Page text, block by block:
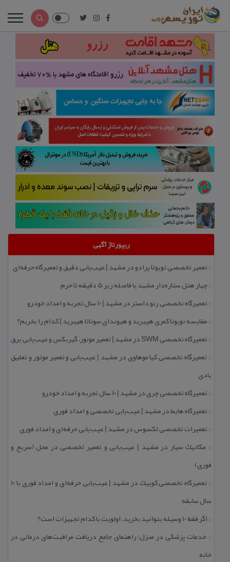
ریپورتاژ آگهی
:: تعمیر تخصصی تویوتا پرادو در مشهد | عیب‌یابی دقیق و تعمیرگاه حرفه‌ای
::چهار هتل‌ ستاره‌دار مشهد با فاصله زیر 5 دقیقه تا حرم
:: تعمیرگاه تخصصی رنو داستر در مشهد | ۱۰ سال تجربه و امداد خودرو
:: مقایسه تویوتا كمری هیبرید و هیوندای سوناتا هیبرید | كدام را بخریم؟
:: تعمیرگاه تخصصی SWM در مشهد | تعمیر موتور، گیربكس و عیب‌یابی برق
:: تعمیرگاه تخصصی كیا موهاوی در مشهد | عیب‌یابی و تعمیر موتور و تعلیق
بادی
:: تعمیرگاه تخصصی چری در مشهد | ۱۰ سال تجربه و امداد خودرو
:: تعمیرگاه هایما در مشهد | عیب‌یابی تخصصی و امداد فوری
:: تعمیرات تخصصی لكسوس در مشهد | عیب‌یابی حرفه‌ای و امداد فوری
:: مكانیك سیار در مشهد | عیب‌یابی و تعمیر تخصصی در محل (سریع و
فوری)
::
تعمیرگاه تخصصی كوییك در مشهد | عیب‌یابی حرفه‌ای و امداد فوری با ۱۰
سال سابقه
:: اگر فقط 10 وسیله بتوانید بخرید، اولویت با كدام تجهیزات است؟
:: خدمات پزشكی در منزل؛ راهنمای جامع دریافت مراقبت‌های درمانی در
خانه